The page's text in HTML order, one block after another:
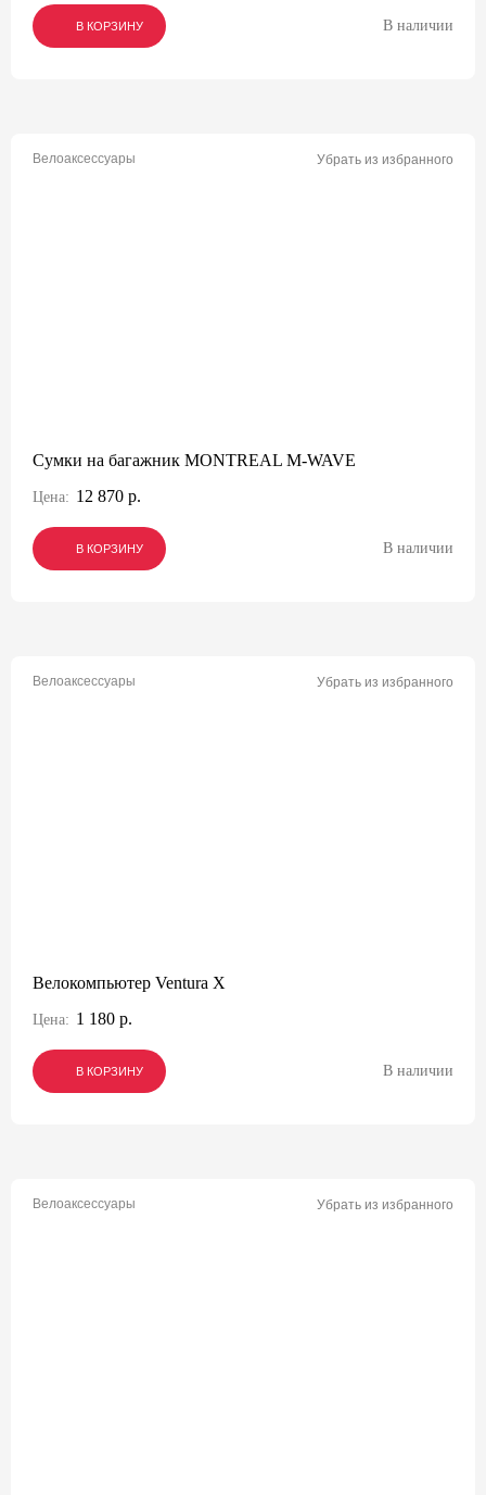
В КОРЗИНУ
В КОРЗИНУ
В КОРЗИНУ В наличии
Велоаксессуары Убрать из избранного
Сумки на багажник MONTREAL M-WAVE
Цена: 12 870 р.
В КОРЗИНУ
В КОРЗИНУ
В КОРЗИНУ В наличии
Велоаксессуары Убрать из избранного
Велокомпьютер Ventura X
Цена: 1 180 р.
В КОРЗИНУ
В КОРЗИНУ
В КОРЗИНУ В наличии
Велоаксессуары Убрать из избранного